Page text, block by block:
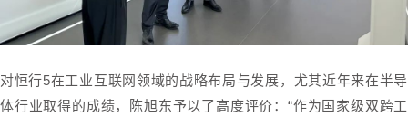
对恒行5在工业互联网领域的战略布局与发展，尤其近年来在半导
体行业取得的成绩，陈旭东予以了高度评价：“作为国家级双跨工